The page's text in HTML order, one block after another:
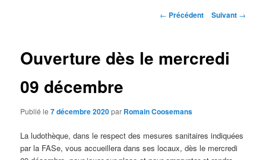
principal
secondaire
Navigation
← Précédent Suivant →
Ouverture dès le mercredi
09 décembre
Publié le7 décembre 2020par Romain Coosemans
La ludothèque, dans le respect des mesures sanitaires indiquées
par la FASe, vous accueillera dans ses locaux, dès le mercredi